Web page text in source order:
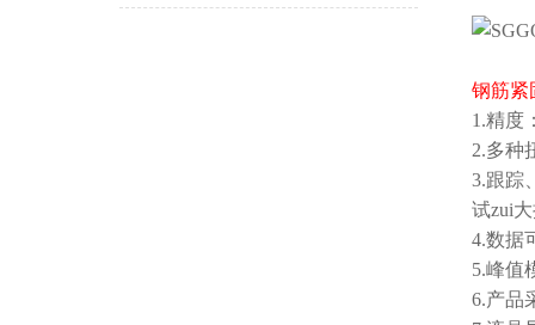
钢筋紧
1.精度
2.多种
3.跟踪
试zui
4.数据
5.峰值
6.产品